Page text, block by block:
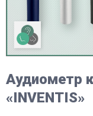
Аудиометр
«INVENTIS»